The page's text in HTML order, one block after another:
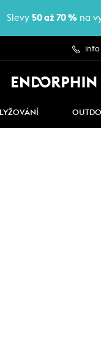
Slevy 50 až 70 % na
info
LYŽOVÁNÍ